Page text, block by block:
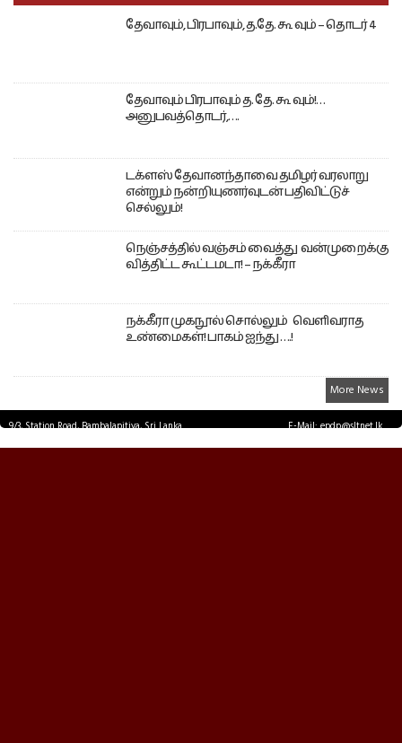
தேவாவும், பிரபாவும், த.தே. கூ வும் – தொடர் 4
தேவாவும் பிரபாவும் த. தே. கூ வும்!…
அனுபவத்தொடர்,….
டக்ளஸ் தேவானந்தாவை தமிழர் வரலாறு
என்றும் நன்றியுணர்வுடன் பதிவிட்டுச்
செல்லும்!
நெஞ்சத்தில் வஞ்சம் வைத்து வன்முறைக்கு
வித்திட்ட கூட்டமடா! – நக்கீரா
நக்கீரா முகநூல் சொல்லும் வெளிவராத
உண்மைகள்! பாகம் ஐந்து ….!
More News
9/3, Station Road, Bambalapitiya, Sri Lanka.
E-Mail: epdp@sltnet.lk